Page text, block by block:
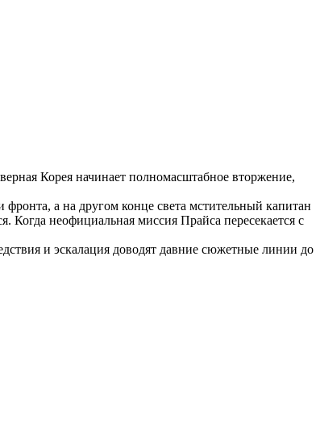
Корея начинает полномасштабное вторжение,
а на другом конце света мстительный капитан
Когда неофициальная миссия Прайса пересекается с
и эскалация доводят давние сюжетные линии до